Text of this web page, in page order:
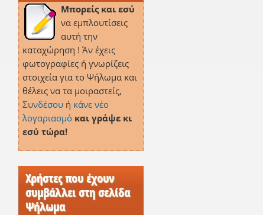
Μπορείς και εσύ
να εμπλουτίσεις
αυτή την
καταχώρηση ! Άν έχεις
φωτογραφίες ή γνωρίζεις
στοιχεία για το Ψήλωμα και
θέλεις να τα μοιραστείς,
Συνδέσουή κάνε νέο
λογαριασμό και γράψε κι
εσύ τώρα!
Χρήστες που έχουν
συμβάλλει στη σελίδα
Ψήλωμα